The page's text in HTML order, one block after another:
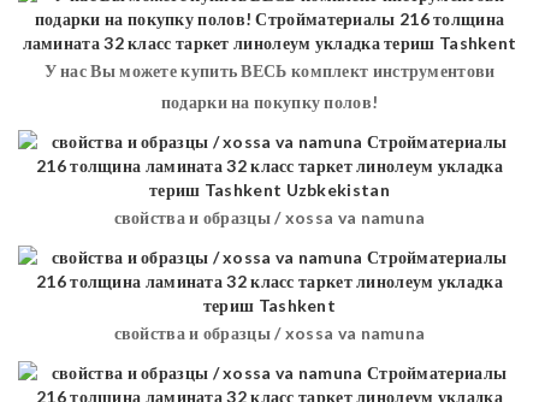
У нас Вы можете купить ВЕСЬ комплект инструментови
подарки на покупку полов!
свойства и образцы / xossa va namuna
свойства и образцы / xossa va namuna